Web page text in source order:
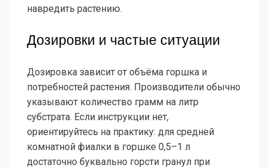
навредить растению.
Дозировки и частые ситуации
Дозировка зависит от объёма горшка и
потребностей растения. Производители обычно
указывают количество грамм на литр
субстрата. Если инструкции нет,
ориентируйтесь на практику: для средней
комнатной фиалки в горшке 0,5–1 л
достаточно буквально горсти гранул при